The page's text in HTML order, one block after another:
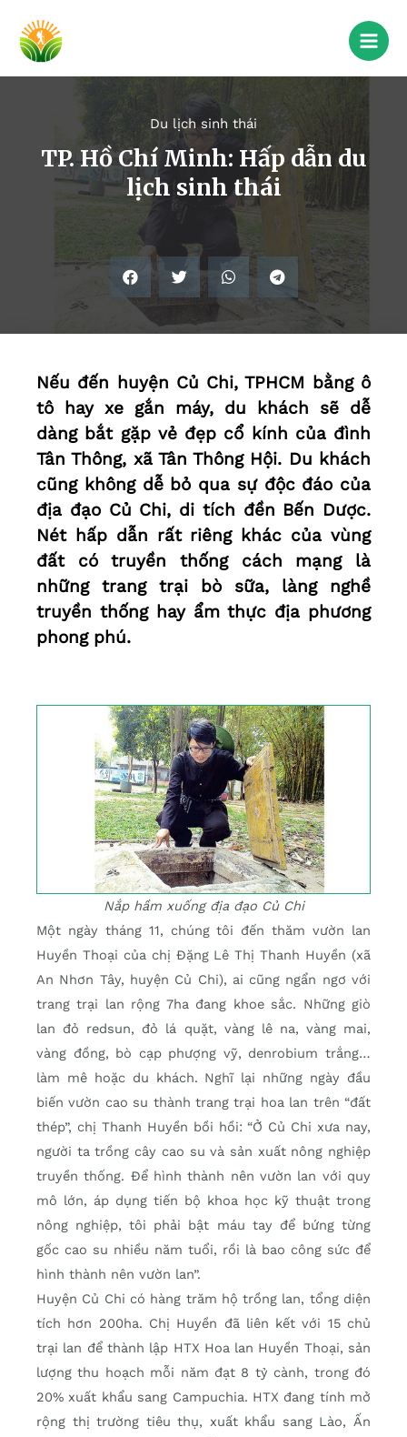
Du lịch sinh thái
TP. Hồ Chí Minh: Hấp dẫn du
lịch sinh thái
Nếu đến huyện Củ Chi, TPHCM bằng ô
tô hay xe gắn máy, du khách sẽ dễ
dàng bắt gặp vẻ đẹp cổ kính của đình
Tân Thông, xã Tân Thông Hội. Du khách
cũng không dễ bỏ qua sự độc đáo của
địa đạo Củ Chi, di tích đền Bến Dược.
Nét hấp dẫn rất riêng khác của vùng
đất có truyền thống cách mạng là
những trang trại bò sữa, làng nghề
truyền thống hay ẩm thực địa phương
phong phú.
Nắp hầm xuống địa đạo Củ Chi
Một ngày tháng 11, chúng tôi đến thăm vườn lan
Huyền Thoại của chị Đặng Lê Thị Thanh Huyền (xã
An Nhơn Tây, huyện Củ Chi), ai cũng ngẩn ngơ với
trang trại lan rộng 7ha đang khoe sắc. Những giò
lan đỏ redsun, đỏ lá quặt, vàng lê na, vàng mai,
vàng đồng, bò cạp phượng vỹ, denrobium trắng…
làm mê hoặc du khách. Nghĩ lại những ngày đầu
biến vườn cao su thành trang trại hoa lan trên “đất
thép”, chị Thanh Huyền bồi hồi: “Ở Củ Chi xưa nay,
người ta trồng cây cao su và sản xuất nông nghiệp
truyền thống. Để hình thành nên vườn lan với quy
mô lớn, áp dụng tiến bộ khoa học kỹ thuật trong
nông nghiệp, tôi phải bật máu tay để bứng từng
gốc cao su nhiều năm tuổi, rồi là bao công sức để
hình thành nên vườn lan”.
Huyện Củ Chi có hàng trăm hộ trồng lan, tổng diện
tích hơn 200ha. Chị Huyền đã liên kết với 15 chủ
trại lan để thành lập HTX Hoa lan Huyền Thoại, sản
lượng thu hoạch mỗi năm đạt 8 tỷ cành, trong đó
20% xuất khẩu sang Campuchia. HTX đang tính mở
rộng thị trường tiêu thụ, xuất khẩu sang Lào, Ấn